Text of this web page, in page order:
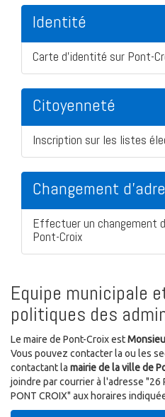
Identité
Carte d'identité sur Pont-
Citoyenneté
Inscription sur les listes
Changement
Effectuer un changement
Pont-Croix
Equipe municipale
politiques des
Le maire de Pont-Croix est
Vous pouvez contacter la ou les
contactant la mairie de la ville de
joindre par courrier à l'adresse "26
PONT CROIX" aux horaires